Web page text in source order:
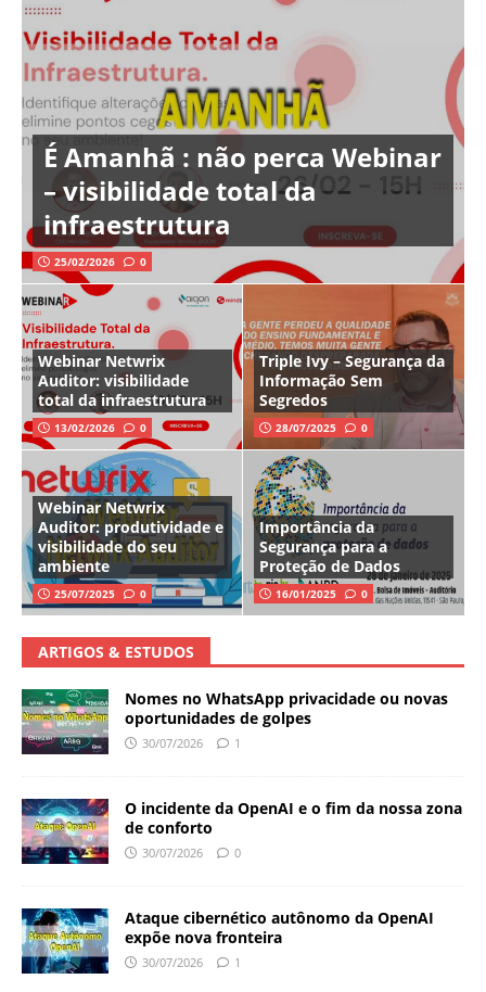
É Amanhã : não perca Webinar
– visibilidade total da
infraestrutura
25/02/2026 0
Webinar Netwrix
Auditor: visibilidade
total da infraestrutura
13/02/2026 0
Triple Ivy – Segurança da
Informação Sem
Segredos
28/07/2025 0
Webinar Netwrix
Auditor: produtividade e
visibilidade do seu
ambiente
25/07/2025 0
Importância da
Segurança para a
Proteção de Dados
16/01/2025 0
ARTIGOS & ESTUDOS
Nomes no WhatsApp privacidade ou novas
oportunidades de golpes
30/07/2026 1
O incidente da OpenAI e o fim da nossa zona
de conforto
30/07/2026 0
Ataque cibernético autônomo da OpenAI
expõe nova fronteira
30/07/2026 1